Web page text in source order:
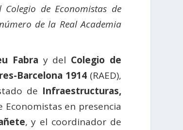
de Economistas de
de la Real Academia
Fabra y del Colegio de
Barcelona 1914(RAED),
de Infraestructuras,
en presencia
, y el coordinador de